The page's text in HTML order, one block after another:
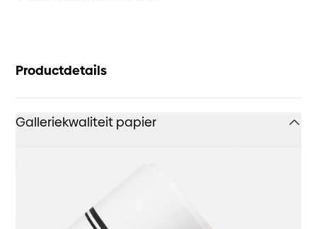
Productdetails
Galleriekwaliteit papier